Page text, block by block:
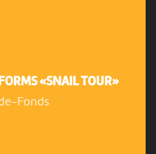
«SNAIL TOUR»
Fonds